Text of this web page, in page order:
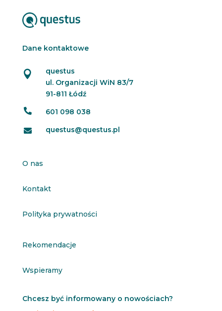
Dane kontaktowe

questus
ul. Organizacji WiN 83/7
91-811 Łódź
 601 098 038
 questus@questus.pl
O nas
Kontakt
Polityka prywatności
Rekomendacje
Wspieramy
Chcesz być informowany o nowościach?